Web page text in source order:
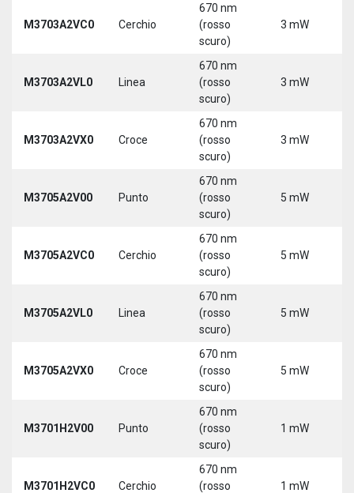
M3703A2VC0 Cerchio
670 nm
(rosso
scuro)
3 mW
M3703A2VL0 Linea
670 nm
(rosso
scuro)
3 mW
M3703A2VX0 Croce
670 nm
(rosso
scuro)
3 mW
M3705A2V00 Punto
670 nm
(rosso
scuro)
5 mW
M3705A2VC0 Cerchio
670 nm
(rosso
scuro)
5 mW
M3705A2VL0 Linea
670 nm
(rosso
scuro)
5 mW
M3705A2VX0 Croce
670 nm
(rosso
scuro)
5 mW
M3701H2V00 Punto
670 nm
(rosso
scuro)
1 mW
M3701H2VC0 Cerchio
670 nm
(rosso
1 mW